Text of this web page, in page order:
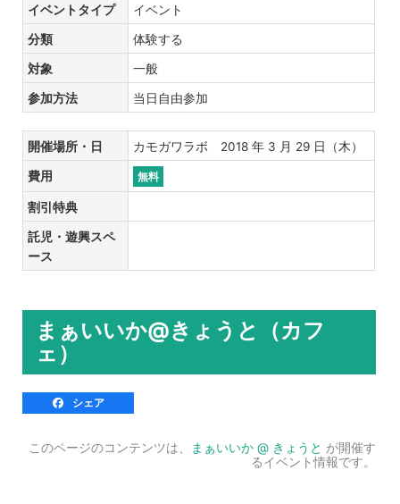
イベントタイプ イベント
分類 体験する
対象 一般
参加方法 当日自由参加
開催場所・日 カモガワラボ 2018 年 3 月 29 日（木）
費用 無料
割引特典
託児・遊興スペ
ース
まぁいいか@きょうと（カフ
ェ）
シェア
このページのコンテンツは、 まぁいいか @ きょうと が開催す
るイベント情報です。